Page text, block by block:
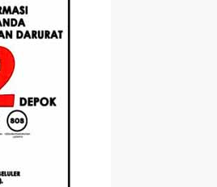
Tahun Ajaran
2026-2027